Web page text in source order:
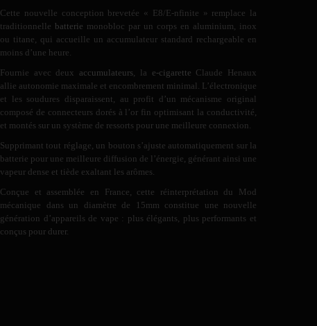
Cette nouvelle conception brevetée « E8/E-nfinite » remplace la
traditionnelle batterie monobloc par un corps en aluminium, inox
ou titane, qui accueille un accumulateur standard rechargeable en
moins d’une heure.
Fournie avec deux accumulateurs , la e-cigarette Claude Henaux
allie autonomie maximale et encombrement minimal. L’électronique
et les soudures disparaissent, au profit d’un mécanisme original
composé de connecteurs dorés à l’or fin optimisant la conductivité,
et montés sur un système de ressorts pour une meilleure connexion.
Supprimant tout réglage, un bouton s’ajuste automatiquement sur la
batterie pour une meilleure diffusion de l’énergie, générant ainsi une
vapeur dense et tiède exaltant les arômes.
Conçue et assemblée en France, cette réinterprétation du Mod
mécanique dans un diamètre de 15mm constitue une nouvelle
génération d’appareils de vape : plus élégants, plus performants et
conçus pour durer.